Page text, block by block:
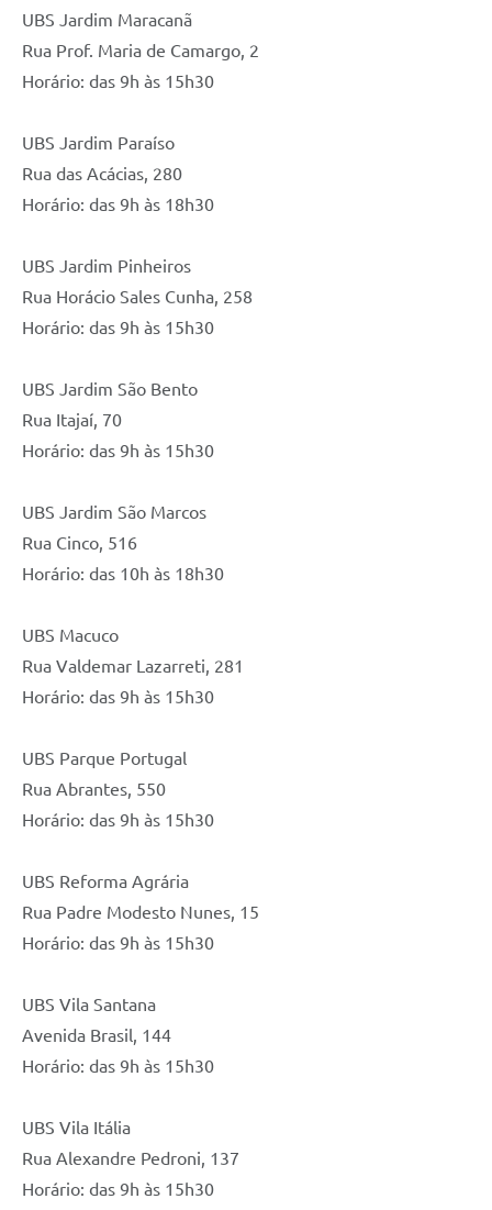
UBS Jardim Maracanã
Rua Prof. Maria de Camargo, 2
Horário: das 9h às 15h30
UBS Jardim Paraíso
Rua das Acácias, 280
Horário: das 9h às 18h30
UBS Jardim Pinheiros
Rua Horácio Sales Cunha, 258
Horário: das 9h às 15h30
UBS Jardim São Bento
Rua Itajaí, 70
Horário: das 9h às 15h30
UBS Jardim São Marcos
Rua Cinco, 516
Horário: das 10h às 18h30
UBS Macuco
Rua Valdemar Lazarreti, 281
Horário: das 9h às 15h30
UBS Parque Portugal
Rua Abrantes, 550
Horário: das 9h às 15h30
UBS Reforma Agrária
Rua Padre Modesto Nunes, 15
Horário: das 9h às 15h30
UBS Vila Santana
Avenida Brasil, 144
Horário: das 9h às 15h30
UBS Vila Itália
Rua Alexandre Pedroni, 137
Horário: das 9h às 15h30